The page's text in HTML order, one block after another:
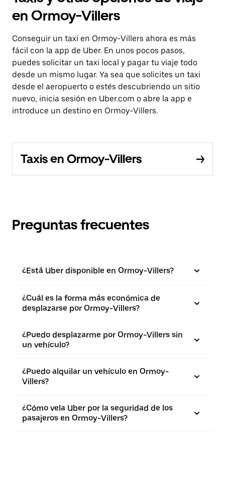
en Ormoy-Villers
Conseguir un taxi en Ormoy-Villers ahora es más
fácil con la app de Uber. En unos pocos pasos,
puedes solicitar un taxi local y pagar tu viaje todo
desde un mismo lugar. Ya sea que solicites un taxi
desde el aeropuerto o estés descubriendo un sitio
nuevo, inicia sesión en Uber.com o abre la app e
introduce un destino en Ormoy-Villers.
Taxis en Ormoy-Villers
Preguntas frecuentes
¿Está Uber disponible en Ormoy-Villers?
¿Cuál es la forma más económica de
desplazarse por Ormoy-Villers?
¿Puedo desplazarme por Ormoy-Villers sin
un vehículo?
¿Puedo alquilar un vehículo en Ormoy-
Villers?
¿Cómo vela Uber por la seguridad de los
pasajeros en Ormoy-Villers?